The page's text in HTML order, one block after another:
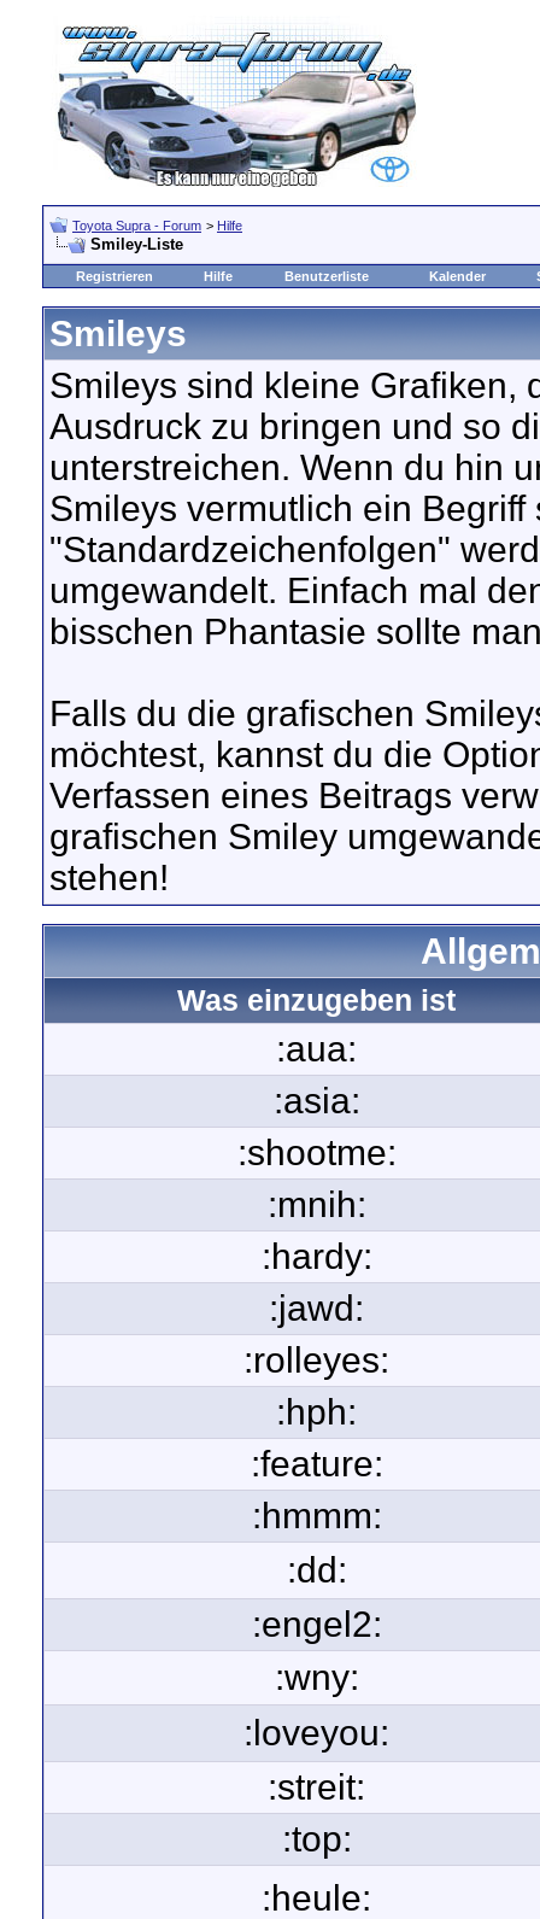
Toyota Supra - Forum > Hilfe
Smiley-Liste
Registrieren Hilfe Benutzerliste Kalender
Smileys
Smileys sind kleine Grafiken,
Ausdruck zu bringen und so
unterstreichen. Wenn du hin
Smileys vermutlich ein Begriff
"Standardzeichenfolgen"
umgewandelt. Einfach mal
bisschen Phantasie sollte
Falls du die grafischen
möchtest, kannst du die
Verfassen eines Beitrags
grafischen Smiley
stehen!
Was einzugeben ist
:aua:
:asia:
:shootme:
:mnih:
:hardy:
:jawd:
:rolleyes:
:hph:
:feature:
:hmmm:
:dd:
:engel2:
:wny:
:loveyou:
:streit:
:top:
:heule: